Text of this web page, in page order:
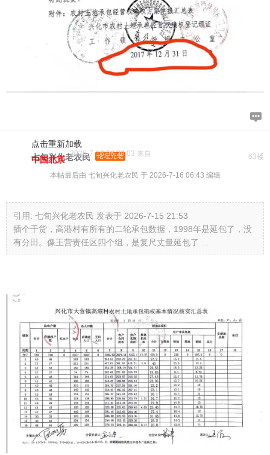
点击重新加载
63楼
七旬兴化老农民 论坛元老
2026-7-16 06:29:03 来自
中国北京
本帖最后由 七旬兴化老农民 于 2026-7-16 06:43 编辑
引用: 七旬兴化老农民 发表于 2026-7-15 21:53
插个干货，高港村有所有的二轮承包数据，1998年是延包了，没
有分田。像王营责任区四个组，是复尺丈量延包了 ...